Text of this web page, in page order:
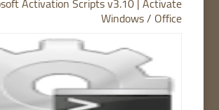
Windows / Office